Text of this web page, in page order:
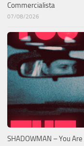
Commercialista
07/08/2026
SHADOWMAN – You